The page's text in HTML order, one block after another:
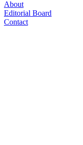
About
Editorial Board
Contact